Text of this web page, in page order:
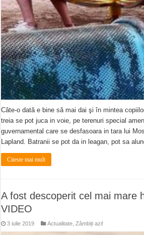
Câte-o dată e bine să mai dai şi în mintea
treia se pot juca in voie, pe terenuri special
guvernamental care se desfasoara in tara lui
Lapland. Batranii se pot da in leagan, pot sa
Citeste mai mult
A fost descoperit cel mai mare
VIDEO
3 iulie 2019 Actualitate,Zâmbiți azi!